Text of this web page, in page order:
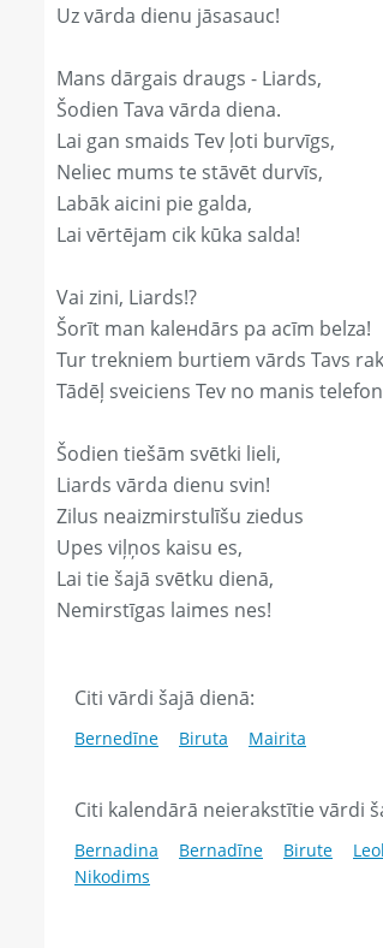
Uz vārda dienu jāsasauc!
Mans dārgais draugs - Liards,
Šodien Tava vārda diena.
Lai gan smaids Tev ļoti burvīgs,
Neliec mums te stāvēt durvīs,
Labāk aicini pie galda,
Lai vērtējam cik kūka salda!
Vai zini, Liards!?
Šorīt man kaleнdārs pa acīm belza!
Tur trekniem burtiem vārds Tavs
Tādēļ sveiciens Tev no manis
Šodien tiešām svētki lieli,
Liards vārda dienu svin!
Zilus neaizmirstulīšu ziedus
Upes viļņos kaisu es,
Lai tie šajā svētku dienā,
Nemirstīgas laimes nes!
Citi vārdi šajā dienā:
Bernedīne Biruta Mairita
Citi kalendārā neierakstītie vārdi
Bernadina Bernadīne Birute
Nikodims